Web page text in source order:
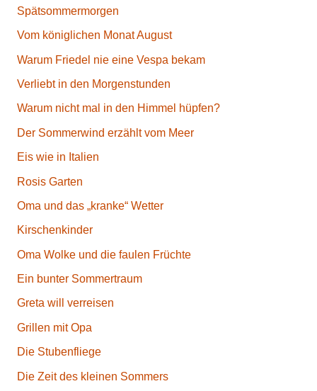
Spätsommermorgen
Vom königlichen Monat August
Warum Friedel nie eine Vespa bekam
Verliebt in den Morgenstunden
Warum nicht mal in den Himmel hüpfen?
Der Sommerwind erzählt vom Meer
Eis wie in Italien
Rosis Garten
Oma und das „kranke“ Wetter
Kirschenkinder
Oma Wolke und die faulen Früchte
Ein bunter Sommertraum
Greta will verreisen
Grillen mit Opa
Die Stubenfliege
Die Zeit des kleinen Sommers